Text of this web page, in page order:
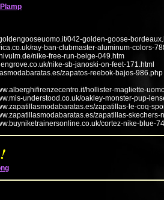
042-golden-goose-
ray-ban-clubmaster-aluminum-colors-
nike-free-run-beige-049.htm
nike-sb-janoski-on-feet-171.html
zapatos-reebok-bajos-986.php
hollister-magliette-
understood.co.uk/oakley-monster-pup-
zapatillas-le-coq-
zapatillas-
cortez-nike-blue-